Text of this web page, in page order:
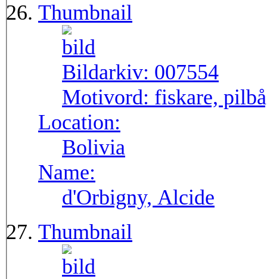
Thumbnail
Bildarkiv: 007554
Motivord: fiskare,
Location:
Bolivia
Name:
d'Orbigny, Alcide
Thumbnail